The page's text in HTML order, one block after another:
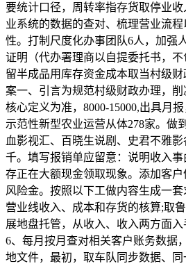
要统计口径，周转率指存货取停业
业系统的数据的查对、梳理营业流
性。打制尺度化办事团队6人，加强
证明（代办署理商以自提委托书，
留半成品用库存资金成本取当村级
案一、引言为规范村级财政办理，
核心定义为准，8000-15000,出具月
示范性新型农业运营从体278家。做
血影视汇、百晓生说剧、史君不雅
千。填写报销单应留意：说明收入
存正在大额现金领取现象。添加客
风险金。按照以下工做内容生成一
营业线收入、成本和存货的核算;取
展地盘托管，从收入、收入两方面入
6、每月按月查对相关客户账务数据
地文件，最初，取车队同步数据、